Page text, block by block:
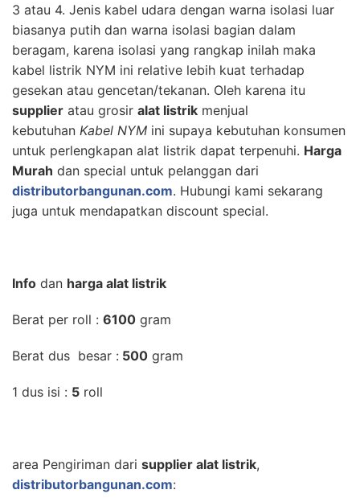
3 atau 4. Jenis kabel udara dengan warna isolasi luar
biasanya putih dan warna isolasi bagian dalam
beragam, karena isolasi yang rangkap inilah maka
kabel listrik NYM ini relative lebih kuat terhadap
gesekan atau gencetan/tekanan. Oleh karena itu
supplier atau grosir alat listrik menjual
kebutuhan Kabel NYM ini supaya kebutuhan konsumen
untuk perlengkapan alat listrik dapat terpenuhi. Harga
Murah dan special untuk pelanggan dari
distributorbangunan.com. Hubungi kami sekarang
juga untuk mendapatkan discount special.
Info dan harga alat listrik
Berat per roll : 6100 gram
Berat dus besar : 500 gram
1 dus isi : 5 roll
area Pengiriman dari supplier alat listrik,
distributorbangunan.com: